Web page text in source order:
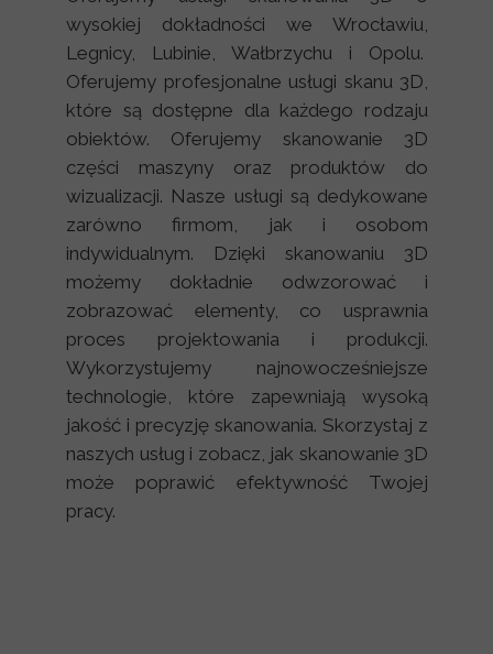
wysokiej dokładności we Wrocławiu,
Legnicy, Lubinie, Wałbrzychu i Opolu.
Oferujemy profesjonalne usługi skanu 3D,
które są dostępne dla każdego rodzaju
obiektów. Oferujemy skanowanie 3D
części maszyny oraz produktów do
wizualizacji. Nasze usługi są dedykowane
zarówno firmom, jak i osobom
indywidualnym. Dzięki skanowaniu 3D
możemy dokładnie odwzorować i
zobrazować elementy, co usprawnia
proces projektowania i produkcji.
Wykorzystujemy najnowocześniejsze
technologie, które zapewniają wysoką
jakość i precyzję skanowania. Skorzystaj z
naszych usług i zobacz, jak skanowanie 3D
może poprawić efektywność Twojej
pracy.